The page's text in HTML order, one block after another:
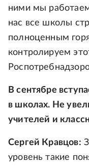
ними мы
нас все школы
полноценным
контролируем
В сентябре
в школах. Не
учителей и
Сергей Кравцов:
уровень такие